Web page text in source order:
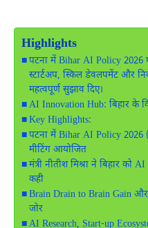
Highlights
पटना में Bihar AI Policy 2026
स्टार्टअप, स्किल डेवलपमेंट और
महत्वपूर्ण सुझाव दिए।
AI Innovation Hub: बिहार के
Key Highlights:
पटना में Bihar AI Policy 2026
मीटिंग आयोजित
मंत्री नीतीश मिश्रा ने बिहार को
कही
Brain Drain to Brain Gain
जोर
AI Research, Start-up